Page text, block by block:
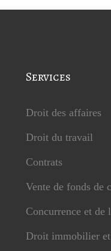
Services
Droit des affaires
Droit du travail
Contrats
Vente de fonds de
Concurrence et de
Droit immobilier